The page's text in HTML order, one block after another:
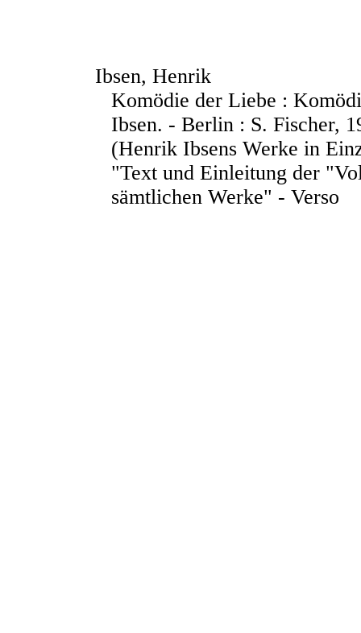
Ibsen, Henrik
Komödie der Liebe :
Ibsen. - Berlin : S. Fischer,
(Henrik Ibsens Werke in
"Text und Einleitung der
sämtlichen Werke" - Verso